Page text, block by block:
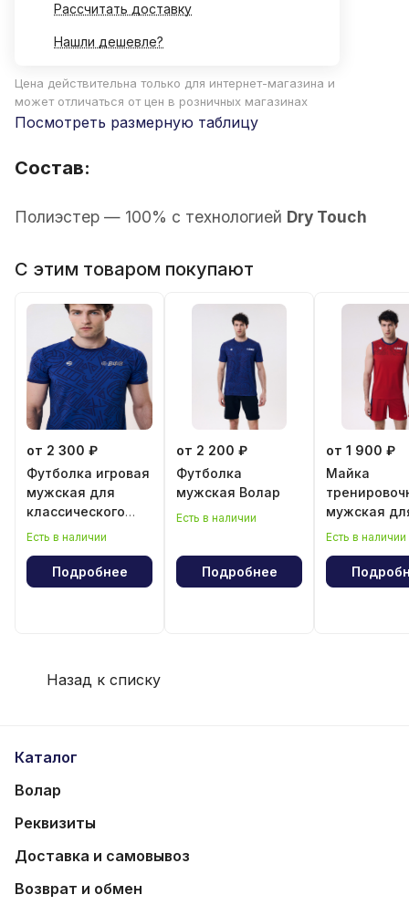
Рассчитать доставку
Нашли дешевле?
Цена действительна только для интернет-магазина и
может отличаться от цен в розничных магазинах
Посмотреть размерную таблицу
Состав:
Полиэстер — 100% с технологией Dry Touch
С этим товаром покупают
от 2 300 ₽
Футболка игровая
мужская для
классического
волейбола
Есть в наличии
Подробнее
от 2 200 ₽
Футболка
мужская Волар
Есть в наличии
Подробнее
от 1 900 ₽
Майка
мужская
Есть в наличии
Назад к списку
Каталог
Волар
Реквизиты
Доставка и самовывоз
Возврат и обмен